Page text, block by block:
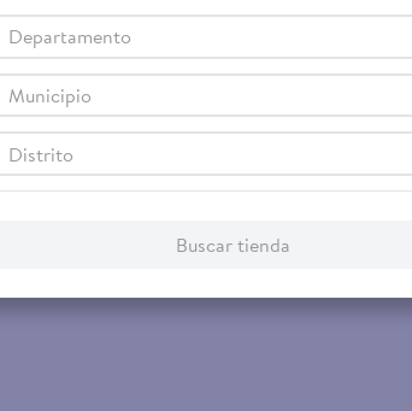
Departamento
Municipio
Distrito
Buscar tienda